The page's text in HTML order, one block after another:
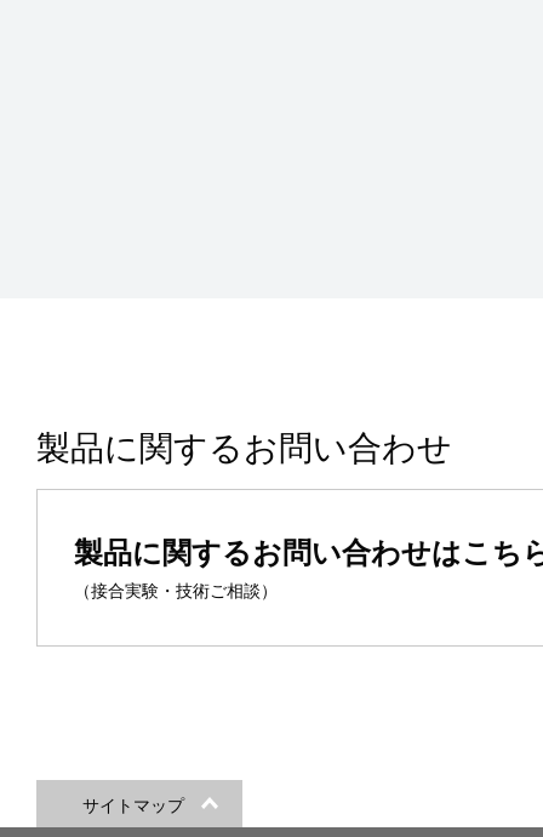
製品に関するお問い合わせ
製品に関するお問い合わせはこち
（接合実験・技術ご相談）
サイトマップ